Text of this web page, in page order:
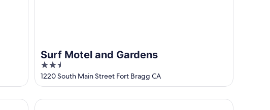
Surf Motel and Gardens
2.5
out
of
5
1220 South Main Street Fort Bragg CA
Best Western Vista Manor Lodge